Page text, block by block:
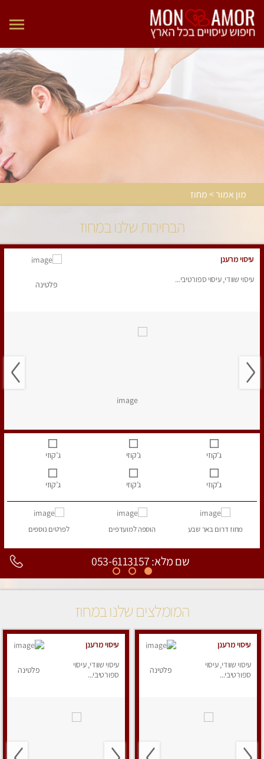
מון אמור > מחוז
הבחירות שלנו במחוז
עיסוי מרענן
עיסוי שוודי, עיסוי ספורטיבי...
פלטינה
ג’קוזי ג’קוזי ג’קוזי
ג’קוזי ג’קוזי ג’קוזי
מחוז דרוםבאר שבע הוספהלמועדפים לפרטים נוספים
שם מלא: 053-6113157
המומלצים שלנו במחוז
עיסוי מרענן
עיסוי שוודי, עיסוי
ספורטיבי...
פלטינה
עיסוי מרענן
עיסוי שוודי, עיסוי
ספורטיבי...
פלטינה